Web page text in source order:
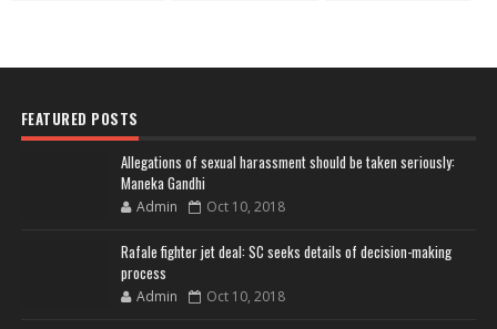
FEATURED POSTS
Allegations of sexual harassment should be taken seriously:
Maneka Gandhi
Admin Oct 10, 2018
Rafale fighter jet deal: SC seeks details of decision-making
process
Admin Oct 10, 2018